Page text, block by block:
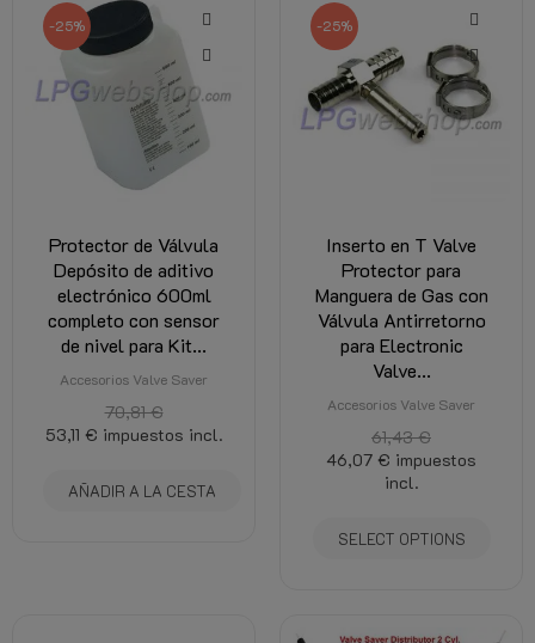
-25%
Protector de Válvula
Depósito de aditivo
electrónico 600ml
completo con sensor
de nivel para Kit...
Accesorios Valve Saver
70,81 €
53,11 € impuestos incl.
AÑADIR A LA CESTA
-25%
Inserto en T Valve
Protector para
Manguera de Gas con
Válvula Antirretorno
para Electronic
Valve...
Accesorios Valve Saver
61,43 €
46,07 € impuestos
incl.
SELECT OPTIONS